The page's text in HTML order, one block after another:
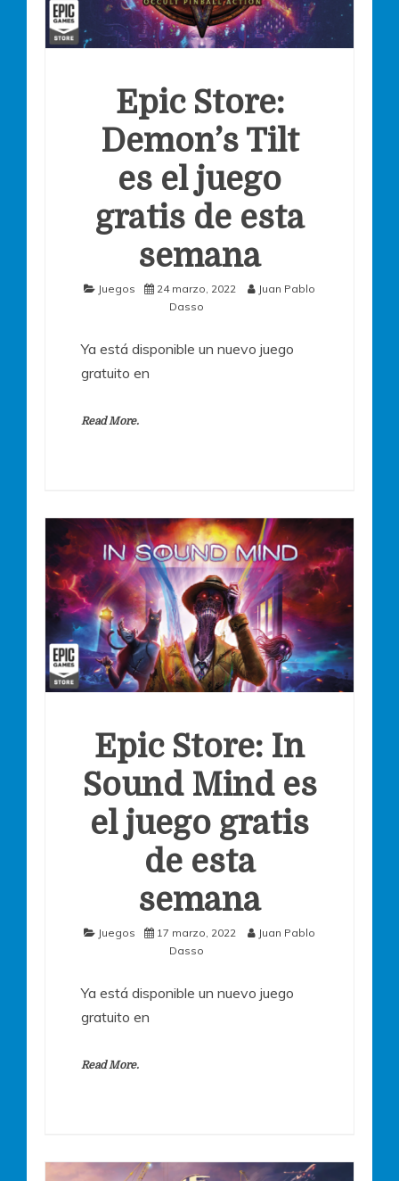
Epic Store:
Demon’s Tilt
es el juego
gratis de esta
semana
Juegos 24 marzo, 2022
Juan Pablo
Dasso
Ya está disponible un nuevo juego
gratuito en
Read More.
Epic Store: In
Sound Mind es
el juego gratis
de esta
semana
Juegos 17 marzo, 2022
Juan Pablo
Dasso
Ya está disponible un nuevo juego
gratuito en
Read More.